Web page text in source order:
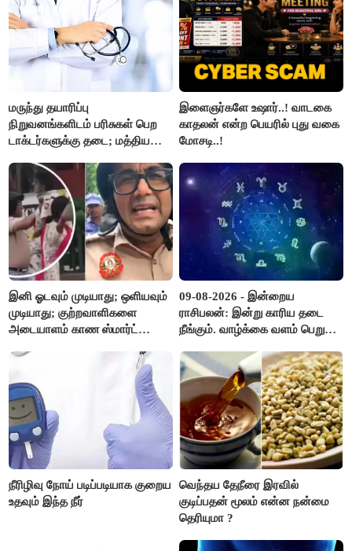
மருந்து தயாரிப்பு
நிறுவனங்களிடம் பரிசுகள் பெற
டாக்டர்களுக்கு தடை; மத்திய
இளைஞர்களே உஷார்..! வாடகை
காதலன் என்ற பெயரில் புது வகை
மோசடி..!
இனி ஓடவும் முடியாது; ஒளியவும்
முடியாது; குற்றவாளிகளை
அடையாளம் காண ஸ்மார்ட்
09-08-2026 - இன்றைய
ராசிபலன்: இன்று காரிய தடை
நீங்கும். வாழ்க்கை வளம் பெறும்.
எடைபோடுவது நல்லது..!
நீரிழிவு நோய் படிப்படியாக குறைய
உதவும் இந்த நீர்
வெந்தய தேநீரை இரவில்
குடிப்பதன் மூலம் என்ன நன்மை
தெரியுமா ?